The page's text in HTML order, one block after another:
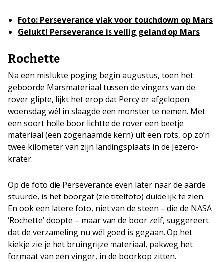
Foto: Perseverance vlak voor touchdown op Mars
Gelukt! Perseverance is veilig geland op Mars
Rochette
Na een mislukte poging begin augustus, toen het
geboorde Marsmateriaal tussen de vingers van de
rover glipte, lijkt het erop dat Percy er afgelopen
woensdag wél in slaagde een monster te nemen. Met
een soort holle boor lichtte de rover een beetje
materiaal (een zogenaamde kern) uit een rots, op zo’n
twee kilometer van zijn landingsplaats in de Jezero-
krater.
Op de foto die Perseverance even later naar de aarde
stuurde, is het boorgat (zie titelfoto) duidelijk te zien.
En ook een latere foto, niet van de steen – die de NASA
‘Rochette’ doopte – maar van de boor zelf, suggereert
dat de verzameling nu wél goed is gegaan. Op het
kiekje zie je het bruingrijze materiaal, pakweg het
formaat van een vinger, in de boorkop zitten.